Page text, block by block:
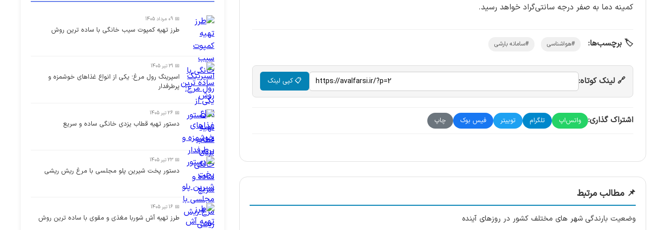
کمینه دما به صفر درجه سانتی‌گراد خواهد رسید.
🏷️ برچسب‌ها: #هواشناسی #سامانه بارشی
🔗 لینک کوتاه: 📋 کپی لینک
اشتراک گذاری: واتس‌اپ تلگرام توییتر فیس بوک چاپ
📌 مطالب مرتبط
وضعیت بارندگی شهر های مختلف کشور در روزهای آینده
📅 09 مرداد 1405
طرز تهیه کمپوت سیب خانگی با ساده ترین روش
📅 31 تیر 1405
اسپرینگ رول مرغ؛ یکی از انواع غذاهای خوشمزه و
پرطرفدار
📅 26 تیر 1405
دستور تهیه قطاب یزدی خانگی ساده و سریع
📅 23 تیر 1405
دستور پخت شیرین پلو مجلسی با مرغ ریش ریشی
📅 16 تیر 1405
طرز تهیه آش شوربا مغذی و مقوی با ساده ترین روش